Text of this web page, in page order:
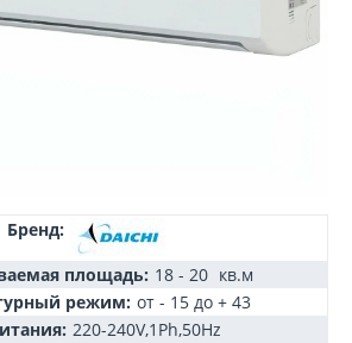
Бренд:
площадь: 18 - 20 кв.м
режим: от - 15 до + 43
220-240V,1Ph,50Hz